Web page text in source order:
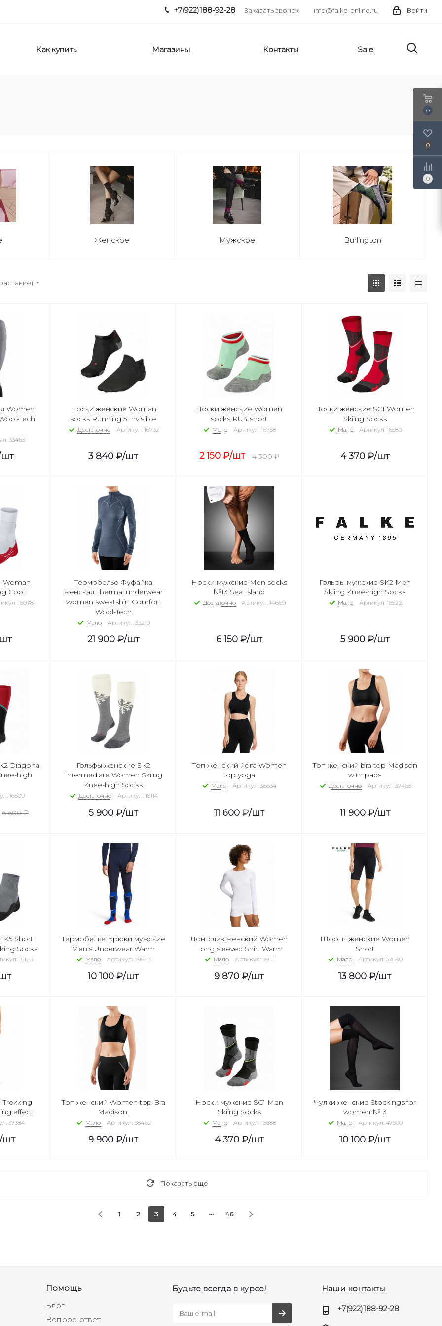
Войти
info@falke-online.ru
+7(922)188-92-28 Заказать звонок
Как купить Магазины Контакты Sale
Женское Мужское Burlington
Women
Tech
33463
Носки женские Woman
socks Running 5 Invisible
Достаточно Артикул: 16732
3 840 ₽/шт
Носки женские Women
socks RU4 short
Мало Артикул: 16758
2 150₽/шт 4 300₽
Носки женские SC1 Women
Skiing Socks
Мало Артикул: 16589
4 370₽/шт
Woman
Cool
16078
Термобелье Фуфайка
женская Thermal underwear
women sweatshirt Comfort
Wool-Tech
Мало Артикул: 33210
21 900₽/шт
Носки мужские Men socks
№13 Sea Island
Достаточно Артикул: 14669
6 150₽/шт
Гольфы мужские SK2 Men
Skiing Knee-high Socks
Мало Артикул: 16522
5 900₽/шт
Diagonal
high
16509
6 600₽
Гольфы женские SK2
Intermediate Women Skiing
Knee-high Socks
Достаточно Артикул: 16114
5 900₽/шт
Топ женский йога Women
top yoga
Мало Артикул: 36634
11 600₽/шт
Топ женский bra top Madison
with pads
Достаточно Артикул: 37465
11 900₽/шт
Short
Socks
16128
Термобелье Брюки мужские
Men's Underwear Warm
Мало Артикул: 39643
10 100 ₽/шт
Лонгслив женский Women
Long sleeved Shirt Warm
Мало Артикул: 39111
9 870 ₽/шт
Шорты женские Women
Short
Мало Артикул: 37890
13 800 ₽/шт
effect
37384
шт
Топ женский Women top Bra
Madison.
Мало Артикул: 38462
9 900 ₽/шт
Носки мужские SC1 Men
Skiing Socks
Мало Артикул: 16588
4 370₽/шт
Чулки женские Stockings for
women № 3
Мало Артикул: 47500
10 100 ₽/шт
Показать еще
1 2 3 4 5 46
Помощь
Блог
Вопрос-ответ
Будьте всегда в курсе! Наши контакты
+7(922)188-92-28
0
0
0